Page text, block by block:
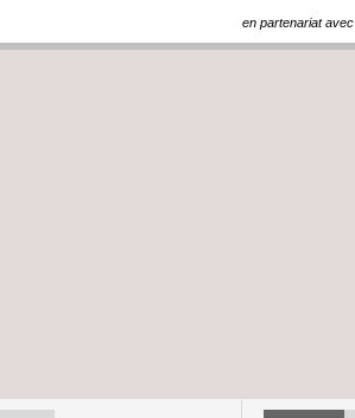
en partenariat avec